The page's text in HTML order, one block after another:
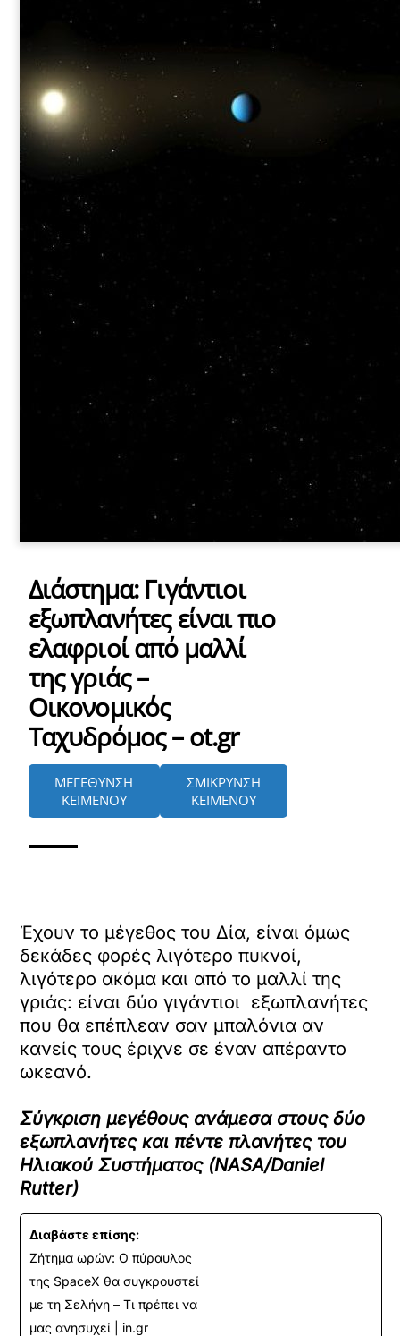
Διάστημα: Γιγάντιοι
εξωπλανήτες είναι πιο
ελαφριοί από μαλλί
της γριάς –
Οικονομικός
Ταχυδρόμος – ot.gr
ΜΕΓΕΘΥΝΣΗ
ΚΕΙΜΕΝΟΥ
ΣΜΙΚΡΥΝΣΗ
ΚΕΙΜΕΝΟΥ
Έχουν το μέγεθος του Δία, είναι όμως
δεκάδες φορές λιγότερο πυκνοί,
λιγότερο ακόμα και από το μαλλί της
γριάς: είναι δύο γιγάντιοι εξωπλανήτες
που θα επέπλεαν σαν μπαλόνια αν
κανείς τους έριχνε σε έναν απέραντο
ωκεανό.
Σύγκριση μεγέθους ανάμεσα στους δύο
εξωπλανήτες και πέντε πλανήτες του
Ηλιακού Συστήματος (NASA/Daniel
Rutter)
Διαβάστε επίσης:
Ζήτημα ωρών: Ο πύραυλος
της SpaceX θα συγκρουστεί
με τη Σελήνη – Τι πρέπει να
μας ανησυχεί | in.gr